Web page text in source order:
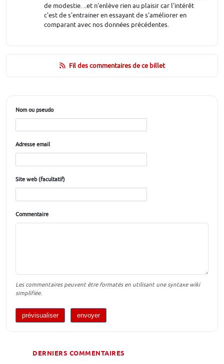
de modestie. ..et n'enlève rien au plaisir car l’intérêt
c'est de s'entrainer en essayant de s'améliorer en
comparant avec nos données précédentes.
Fil des commentaires de ce billet
Nom ou pseudo
Adresse email
Site web (facultatif)
Commentaire
Les commentaires peuvent être formatés en utilisant une syntaxe wiki
simplifiée.
DERNIERS COMMENTAIRES